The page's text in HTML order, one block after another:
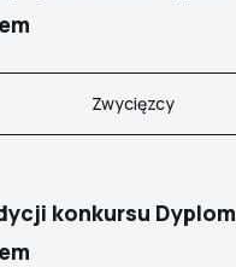
Zwycięzcy
konkursu Dyplom